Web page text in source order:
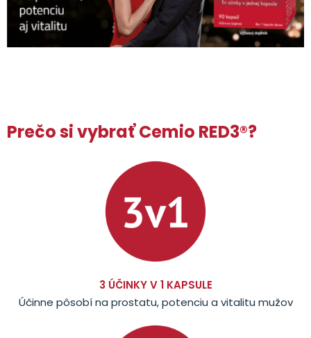
Prečo si vybrať Cemio RED3®?
3 ÚČINKY V 1 KAPSULE
Účinne pôsobí na prostatu, potenciu a vitalitu mužov